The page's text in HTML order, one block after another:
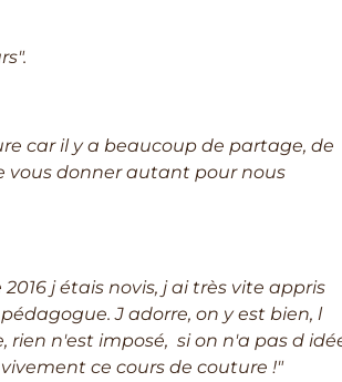
car il y a beaucoup de partage, de
vous donner autant pour nous
j étais novis, j ai très vite appris
J adorre, on y est bien, l
n'est imposé, si on n'a pas d
ce cours de couture !"